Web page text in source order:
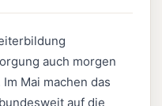
auch morgen
Mai machen das
auf die